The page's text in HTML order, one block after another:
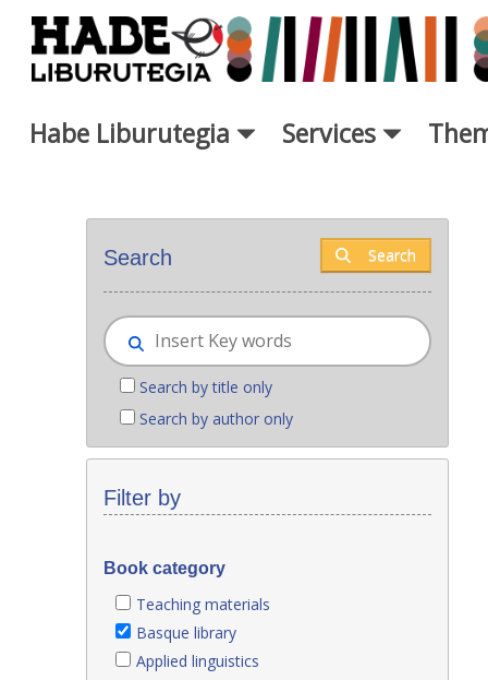
Skip to Main Content
Habe Liburutegia Services
Search Search
Search by title only
Search by author only
Filter by
Book category
Teaching materials
Basque library
Applied linguistics